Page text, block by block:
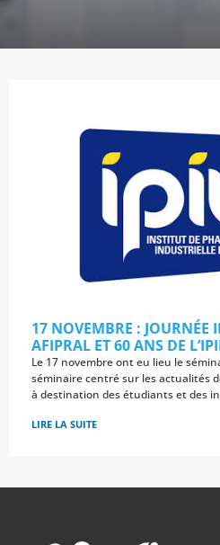
17 NOVEMBRE : JOURNÉE
AFIPRAL ET 60 ANS DE
Le 17 novembre ont eu lieu le
séminaire centré sur les actualités
à destination des étudiants et des
LIRE LA SUITE